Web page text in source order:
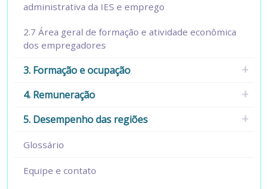
administrativa da IES e emprego
2.7 Área geral de formação e atividade econômica
dos empregadores
3. Formação e ocupação
4. Remuneração
5. Desempenho das regiões
Glossário
Equipe e contato